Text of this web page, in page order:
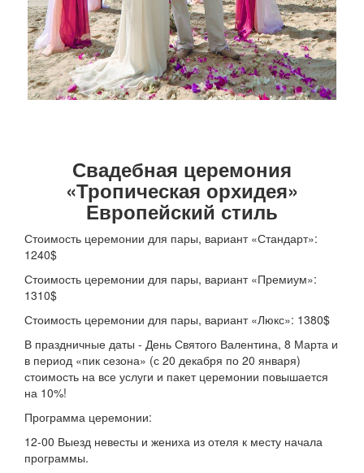
Свадебная церемония
«Тропическая орхидея»
Европейский стиль
Стоимость церемонии для пары, вариант «Стандарт»:
1240$
Стоимость церемонии для пары, вариант «Премиум»:
1310$
Стоимость церемонии для пары, вариант «Люкс»: 1380$
В праздничные даты - День Святого Валентина, 8 Марта и
в период «пик сезона» (с 20 декабря по 20 января)
стоимость на все услуги и пакет церемонии повышается
на 10%!
Программа церемонии:
12-00 Выезд невесты и жениха из отеля к месту начала
программы.